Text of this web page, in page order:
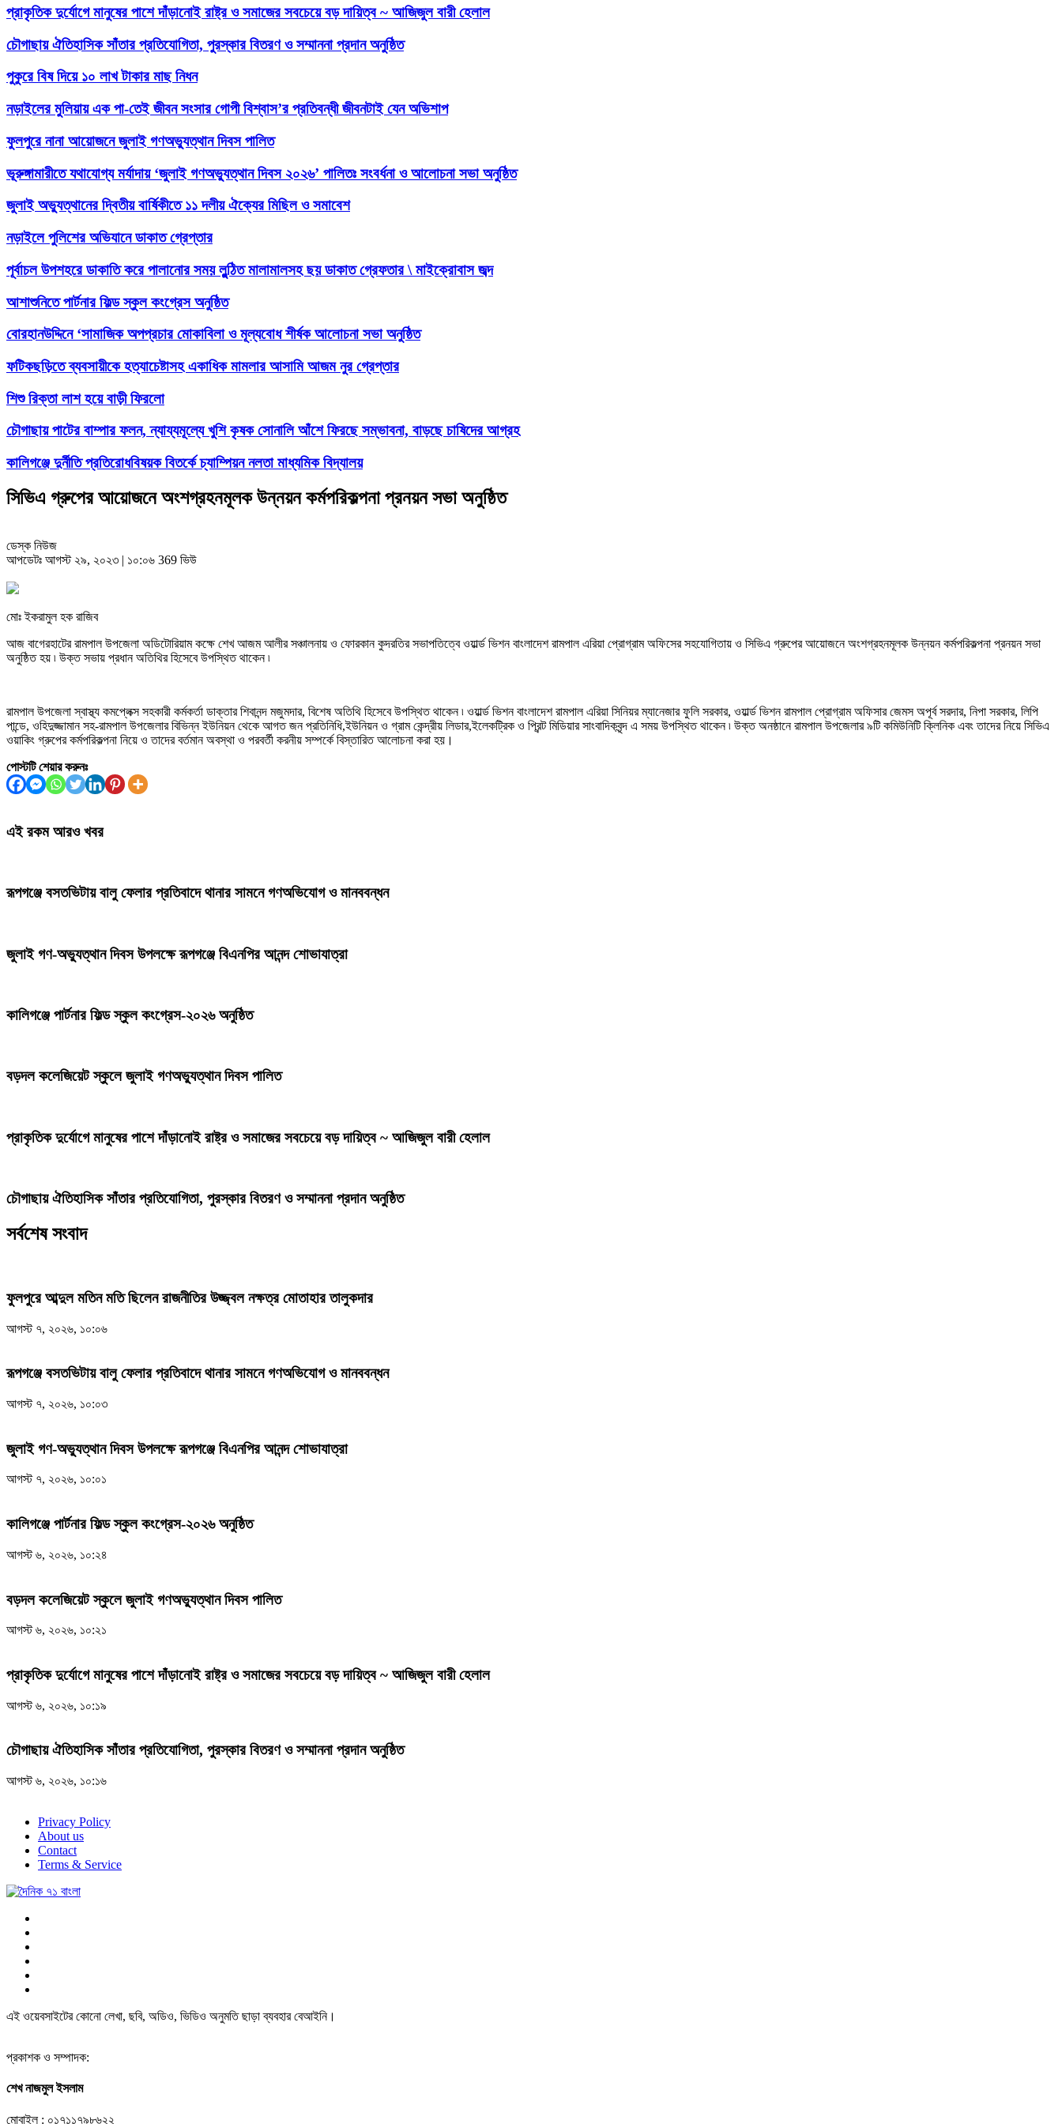
প্রাকৃতিক দুর্যোগে মানুষের পাশে দাঁড়ানোই রাষ্ট্র ও সমাজের সবচেয়ে বড় দায়িত্ব ~ আজিজুল বারী হেলাল
চৌগাছায় ঐতিহাসিক সাঁতার প্রতিযোগিতা, পুরস্কার বিতরণ ও সম্মাননা প্রদান অনুষ্ঠিত
পুকুরে বিষ দিয়ে ১০ লাখ টাকার মাছ নিধন
নড়াইলের মুলিয়ায় এক পা-তেই জীবন সংসার গোপী বিশ্বাস’র প্রতিবন্ধী জীবনটাই যেন অভিশাপ
ফুলপুরে নানা আয়োজনে জুলাই গণঅভ্যুত্থান দিবস পালিত
ভূরুঙ্গামারীতে যথাযোগ্য মর্যাদায় ‘জুলাই গণঅভ্যুত্থান দিবস ২০২৬’ পালিতঃ সংবর্ধনা ও আলোচনা সভা অনুষ্ঠিত
জুলাই অভ্যুত্থানের দ্বিতীয় বার্ষিকীতে ১১ দলীয় ঐক্যের মিছিল ও সমাবেশ
নড়াইলে পুলিশের অভিযানে ডাকাত গ্রেপ্তার
পূর্বাচল উপশহরে ডাকাতি করে পালানোর সময় লুন্ঠিত মালামালসহ ছয় ডাকাত গ্রেফতার \ মাইক্রোবাস জব্দ
আশাশুনিতে পার্টনার ফিল্ড স্কুল কংগ্রেস অনুষ্ঠিত
‎বোরহানউদ্দিনে ‘সামাজিক অপপ্রচার মোকাবিলা ও মূল্যবোধ শীর্ষক আলোচনা সভা অনুষ্ঠিত
ফটিকছড়িতে ব্যবসায়ীকে হত্যাচেষ্টাসহ একাধিক মামলার আসামি আজম নুর গ্রেপ্তার
শিশু রিক্তা লাশ হয়ে বাড়ী ফিরলো
চৌগাছায় পাটের বাম্পার ফলন, ন্যায্যমূল্যে খুশি কৃষক সোনালি আঁশে ফিরছে সম্ভাবনা, বাড়ছে চাষিদের আগ্রহ
কালিগঞ্জে দুর্নীতি প্রতিরোধবিষয়ক বিতর্কে চ্যাম্পিয়ন নলতা মাধ্যমিক বিদ্যালয়
সিভিএ গ্রুপের আয়োজনে অংশগ্রহনমূলক উন্নয়ন কর্মপরিকল্পনা প্রনয়ন সভা অনুষ্ঠিত
ডেস্ক নিউজ
আপডেটঃ আগস্ট ২৯, ২০২৩ | ১০:০৬ 369 ভিউ
মোঃ ইকরামুল হক রাজিব
আজ বাগেরহাটের রামপাল উপজেলা অডিটোরিয়াম কক্ষে শেখ আজম আলীর সঞ্চালনায় ও ফোরকান কুদরতির সভাপতিত্বে ওয়ার্ল্ড ভিশন বাংলাদেশ রামপাল এরিয়া প্রোগ্রাম অফিসের সহযোগিতায় ও সিভিএ গ্রুপের আয়োজনে অংশগ্রহনমূলক উন্নয়ন কর্মপরিকল্পনা প্রনয়ন সভা
অনুষ্ঠিত হয় ৷ উক্ত সভায় প্রধান অতিথির হিসেবে উপস্থিত থাকেন ৷
রামপাল উপজেলা স্বাস্থ্য কমপ্লেক্স সহকারী কর্মকর্তা ডাক্তার শিবানন্দ মজুমদার, বিশেষ অতিথি হিসেবে উপস্থিত থাকেন ৷ ওয়ার্ল্ড ভিশন বাংলাদেশ রামপাল এরিয়া সিনিয়র ম্যানেজার ফুলি সরকার, ওয়ার্ল্ড ভিশন রামপাল প্রোগ্রাম অফিসার জেমস অপূর্ব সরদার, নিপা সরকার, লিপি
পান্ডে, ওহিদুজ্জামান সহ-রামপাল উপজেলার বিভিন্ন ইউনিয়ন থেকে আগত জন প্রতিনিধি,ইউনিয়ন ও গ্রাম কেন্দ্রীয় লিডার,ইলেকট্রিক ও প্রিন্ট মিডিয়ার সাংবাদিকবৃন্দ এ সময় উপস্থিত থাকেন ৷ উক্ত অনষ্ঠানে রামপাল উপজেলার ৯টি কমিউনিটি ক্লিনিক এবং তাদের নিয়ে সিভিএ
ওয়াকিং গ্রুপের কর্মপরিকল্পনা নিয়ে ও তাদের বর্তমান অবস্থা ও পরবর্তী করনীয় সম্পর্কে বিস্তারিত আলোচনা করা হয়।
পোস্টটি শেয়ার করুনঃ
এই রকম আরও খবর
রূপগঞ্জে বসতভিটায় বালু ফেলার প্রতিবাদে থানার সামনে গণঅভিযোগ ও মানববন্ধন
জুলাই গণ-অভ্যুত্থান দিবস উপলক্ষে রূপগঞ্জে বিএনপির আনন্দ শোভাযাত্রা
কালিগঞ্জে পার্টনার ফিল্ড স্কুল কংগ্রেস-২০২৬ অনুষ্ঠিত
বড়দল কলেজিয়েট স্কুলে জুলাই গণঅভ্যুত্থান দিবস পালিত
প্রাকৃতিক দুর্যোগে মানুষের পাশে দাঁড়ানোই রাষ্ট্র ও সমাজের সবচেয়ে বড় দায়িত্ব ~ আজিজুল বারী হেলাল
চৌগাছায় ঐতিহাসিক সাঁতার প্রতিযোগিতা, পুরস্কার বিতরণ ও সম্মাননা প্রদান অনুষ্ঠিত
সর্বশেষ সংবাদ
ফুলপুরে আব্দুল মতিন মতি ছিলেন রাজনীতির উজ্জ্বল নক্ষত্র মোতাহার তালুকদার
আগস্ট ৭, ২০২৬, ১০:০৬
রূপগঞ্জে বসতভিটায় বালু ফেলার প্রতিবাদে থানার সামনে গণঅভিযোগ ও মানববন্ধন
আগস্ট ৭, ২০২৬, ১০:০৩
জুলাই গণ-অভ্যুত্থান দিবস উপলক্ষে রূপগঞ্জে বিএনপির আনন্দ শোভাযাত্রা
আগস্ট ৭, ২০২৬, ১০:০১
কালিগঞ্জে পার্টনার ফিল্ড স্কুল কংগ্রেস-২০২৬ অনুষ্ঠিত
আগস্ট ৬, ২০২৬, ১০:২৪
বড়দল কলেজিয়েট স্কুলে জুলাই গণঅভ্যুত্থান দিবস পালিত
আগস্ট ৬, ২০২৬, ১০:২১
প্রাকৃতিক দুর্যোগে মানুষের পাশে দাঁড়ানোই রাষ্ট্র ও সমাজের সবচেয়ে বড় দায়িত্ব ~ আজিজুল বারী হেলাল
আগস্ট ৬, ২০২৬, ১০:১৯
চৌগাছায় ঐতিহাসিক সাঁতার প্রতিযোগিতা, পুরস্কার বিতরণ ও সম্মাননা প্রদান অনুষ্ঠিত
আগস্ট ৬, ২০২৬, ১০:১৬
Privacy Policy
About us
Contact
Terms & Service
এই ওয়েবসাইটের কোনো লেখা, ছবি, অডিও, ভিডিও অনুমতি ছাড়া ব্যবহার বেআইনি।
প্রকাশক ও সম্পাদক:
শেখ নাজমুল ইসলাম
মোবাইল : ০১৭১১৭৯৮৬২২